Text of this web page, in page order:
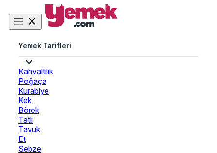
Yemek Tarifleri
Kahvaltılık
Poğaça
Kurabiye
Kek
Börek
Tatlı
Tavuk
Et
Sebze